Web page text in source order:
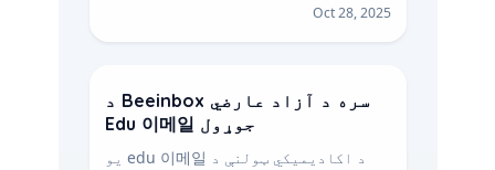
Oct 28, 2025
د Beeinbox سره د آزاد عارضي
Edu 이메일 جوړول
یو edu 이메일 د اکاديميکي ټولنې د